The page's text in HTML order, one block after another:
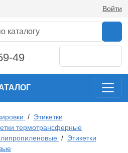
Войти
49
/ Этикетки
термотрансферные
/ Этикетки